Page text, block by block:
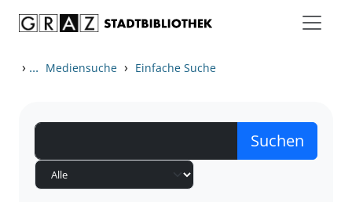
› ... Mediensuche › Einfache Suche